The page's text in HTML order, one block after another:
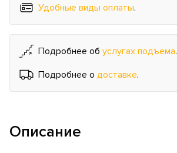
Удобные виды оплаты.
Подробнее об услугах подъема.
Подробнее о доставке.
Описание